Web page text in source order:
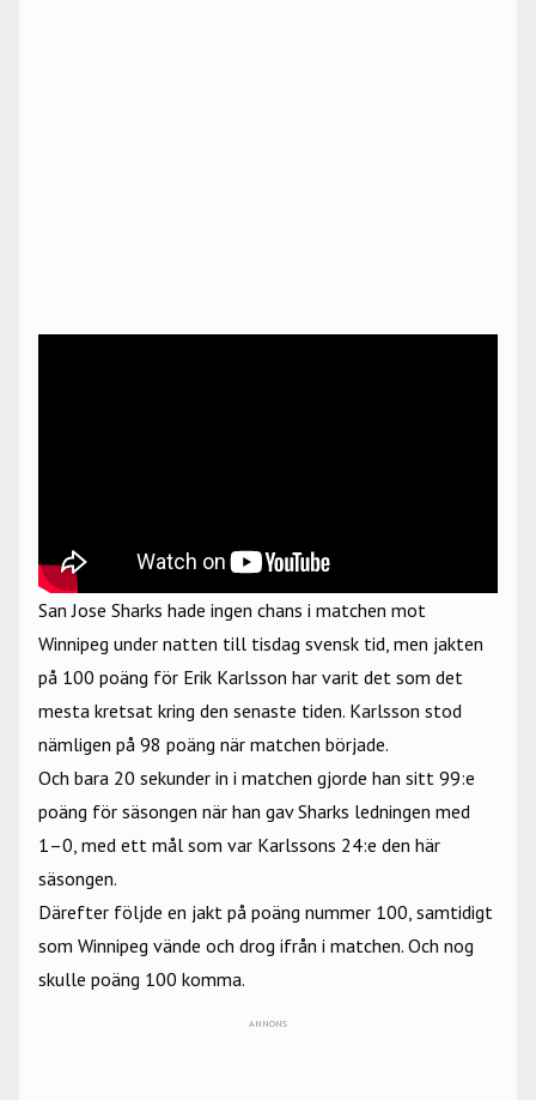
San Jose Sharks hade ingen chans i matchen mot
Winnipeg under natten till tisdag svensk tid, men jakten
på 100 poäng för Erik Karlsson har varit det som det
mesta kretsat kring den senaste tiden. Karlsson stod
nämligen på 98 poäng när matchen började.
Och bara 20 sekunder in i matchen gjorde han sitt 99:e
poäng för säsongen när han gav Sharks ledningen med
1–0, med ett mål som var Karlssons 24:e den här
säsongen.
Därefter följde en jakt på poäng nummer 100, samtidigt
som Winnipeg vände och drog ifrån i matchen. Och nog
skulle poäng 100 komma.
ANNONS